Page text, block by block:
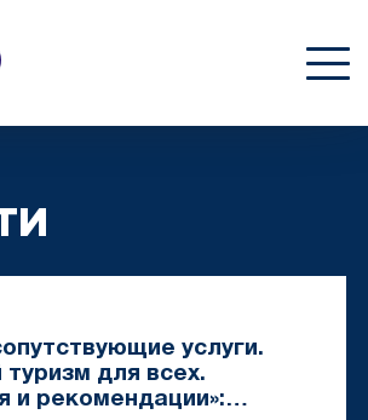
услуги.
для всех.
и рекомендации»: